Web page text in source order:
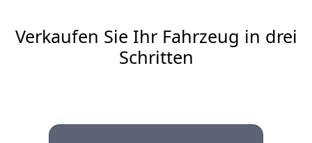
Verkaufen Sie Ihr Fahrzeug in drei
Schritten